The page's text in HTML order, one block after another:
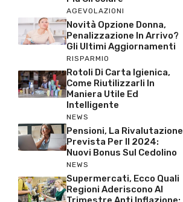
AGEVOLAZIONI
Novità Opzione Donna,
Penalizzazione In Arrivo?
Gli Ultimi Aggiornamenti
RISPARMIO
Rotoli Di Carta Igienica,
Come Riutilizzarli In
Maniera Utile Ed
Intelligente
NEWS
Pensioni, La Rivalutazione
Prevista Per Il 2024:
Nuovi Bonus Sul Cedolino
NEWS
Supermercati, Ecco Quali
Regioni Aderiscono Al